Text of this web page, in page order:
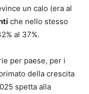
un calo (era al
che nello stesso
al 37%.
per paese, per i
della crescita
spetta alla